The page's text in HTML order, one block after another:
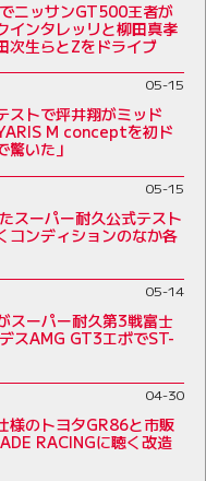
ニッサンGT500王者が
ンタレッリと柳田真孝
次生らとZをドライブ
05-15
ストで坪井翔がミッド
M conceptを初ド
驚いた」
05-15
スーパー耐久公式テスト
コンディションのなか各
05-14
スーパー耐久第3戦富士
スAMG GT3エボでST-
04-30
様のトヨタGR86と市販
RACINGに聴く改造